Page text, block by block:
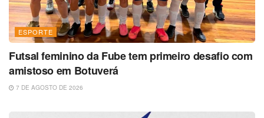
ESPORTE
Futsal feminino da Fube tem primeiro desafio com
amistoso em Botuverá
7 DE AGOSTO DE 2026